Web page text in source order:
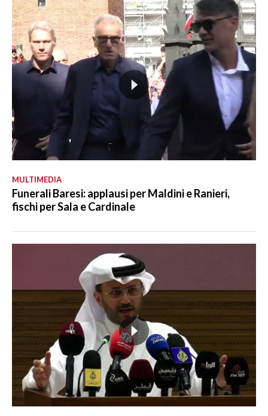
MULTIMEDIA
Funerali Baresi: applausi per Maldini e Ranieri,
fischi per Sala e Cardinale